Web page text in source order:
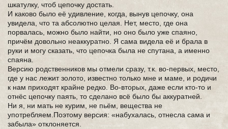
шкатулку, чтоб цепочку достать.
И каково было её удивление, когда, вынув цепочку, она
увидела, что та абсолютно целая. Нет, место, где она
порвалась, можно было найти, но оно было уже спаяно,
причём довольно неаккуратно. Я сама видела её и брала в
руки и могу сказать, что цепочка была не спутана, а именно
спаяна.
Версию родственников мы отмели сразу, т.к. во-первых, место,
где у нас лежит золото, известно только мне и маме, и родичи
к нам приходят крайне редко. Во-вторых, даже если кто-то и
отнёс цепочку паять, то сделано всё было бы аккуратней.
Ни я, ни мать не курим, не пьём, вещества не
употребляем.Поэтому версия: «набухалась, отнесла сама и
забыла» отклоняется.